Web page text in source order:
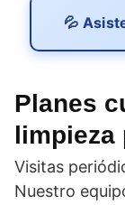
💦
Planes
limpieza
Visitas
Nuestro